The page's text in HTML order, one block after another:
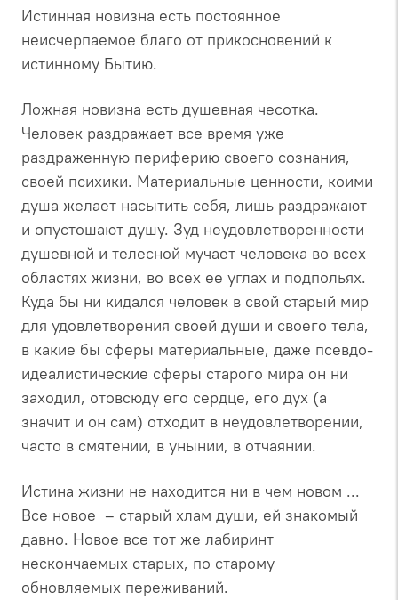
Истинная новизна есть постоянное
неисчерпаемое благо от прикосновений к
истинному Бытию.
Ложная новизна есть душевная чесотка.
Человек раздражает все время уже
раздраженную периферию своего сознания,
своей психики. Материальные ценности, коими
душа желает насытить себя, лишь раздражают
и опустошают душу. Зуд неудовлетворенности
душевной и телесной мучает человека во всех
областях жизни, во всех ее углах и подпольях.
Куда бы ни кидался человек в свой старый мир
для удовлетворения своей души и своего тела,
в какие бы сферы материальные, даже псевдо-
идеалистические сферы старого мира он ни
заходил, отовсюду его сердце, его дух (а
значит и он сам) отходит в неудовлетворении,
часто в смятении, в унынии, в отчаянии.
Истина жизни не находится ни в чем новом ...
Все новое – старый хлам души, ей знакомый
давно. Новое все тот же лабиринт
нескончаемых старых, по старому
обновляемых переживаний.